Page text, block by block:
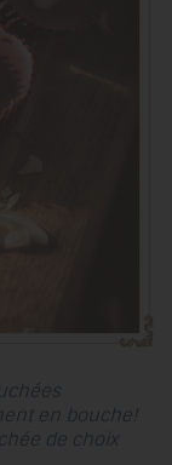
en bouche!
de choix